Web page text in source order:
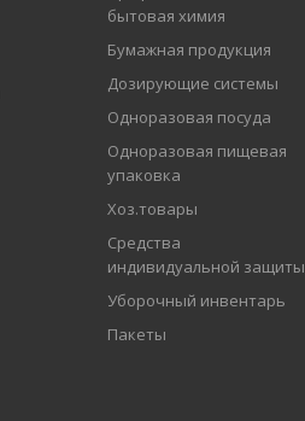
бытовая химия
Бумажная продукция
Дозирующие системы
Одноразовая посуда
Одноразовая пищевая
упаковка
Хоз.товары
Средства
индивидуальной защиты
Уборочный инвентарь
Пакеты